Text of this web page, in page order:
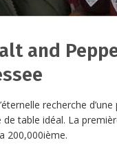
and
recherche
de table idéal. La
200,000ième.